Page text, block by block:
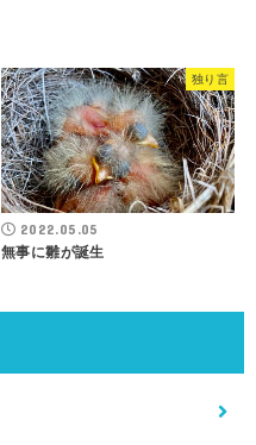
独り言
2022.05.05
無事に雛が誕生